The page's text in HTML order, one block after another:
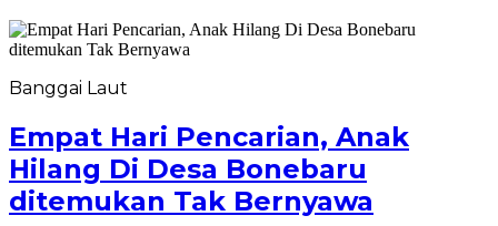
Banggai Laut
Empat Hari Pencarian, Anak
Hilang Di Desa Bonebaru
ditemukan Tak Bernyawa